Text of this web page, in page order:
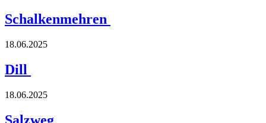
Schalkenmehren
18.06.2025
Dill
18.06.2025
Salzweg